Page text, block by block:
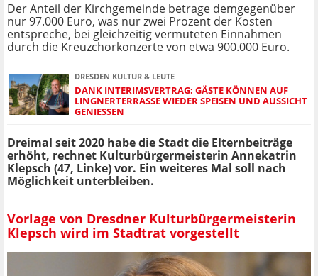
Der Anteil der Kirchgemeinde betrage demgegenüber
nur 97.000 Euro, was nur zwei Prozent der Kosten
entspreche, bei gleichzeitig vermuteten Einnahmen
durch die Kreuzchorkonzerte von etwa 900.000 Euro.
DRESDEN KULTUR & LEUTE
DANK INTERIMSVERTRAG: GÄSTE KÖNNEN AUF
LINGNERTERRASSE WIEDER SPEISEN UND AUSSICHT
GENIESSEN
Dreimal seit 2020 habe die Stadt die Elternbeiträge
erhöht, rechnet Kulturbürgermeisterin Annekatrin
Klepsch (47, Linke) vor. Ein weiteres Mal soll nach
Möglichkeit unterbleiben.
Vorlage von Dresdner Kulturbürgermeisterin
Klepsch wird im Stadtrat vorgestellt